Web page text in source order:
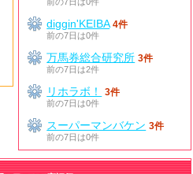
diggin'KEIBA 4件
前の7日は0件
万馬券総合研究所 3件
前の7日は2件
リホラボ！
3件
前の7日は0件
スーパーマンバケン 3件
前の7日は0件